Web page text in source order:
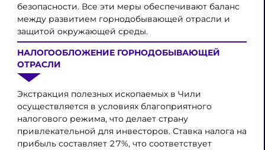
безопасности. Все эти меры обеспечивают баланс
между развитием горнодобывающей отрасли и
защитой окружающей среды.
НАЛОГООБЛОЖЕНИЕ ГОРНОДОБЫВАЮЩЕЙ
ОТРАСЛИ
Экстракция полезных ископаемых в Чили
осуществляется в условиях благоприятного
налогового режима, что делает страну
привлекательной для инвесторов. Ставка налога на
прибыль составляет 27%, что соответствует